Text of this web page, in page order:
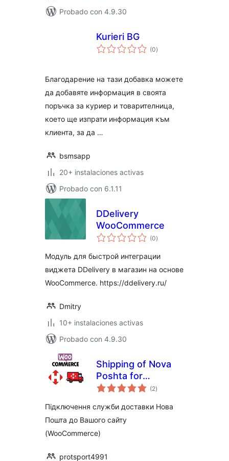
Probado con 4.9.30
Kurieri BG
(0total
de
)
Благодарение на тази добавка можете
да добавяте информация в своята
поръчка за куриер и товарителница,
което ще изпрати информация към
клиента, за да …
bsmsapp
20+ instalaciones activas
Probado con 6.1.11
DDelivery
WooCommerce
(0total
de
)
Модуль для быстрой интеграции
виджета DDelivery в магазин на основе
WooCommerce. https://ddelivery.ru/
Dmitry
10+ instalaciones activas
Probado con 4.9.30
Shipping of Nova
Poshta for
WooCommerce
(2total
de
)
Підключення служби доставки Нова
Пошта до Вашого сайту
(WooCommerce)
protsport4991